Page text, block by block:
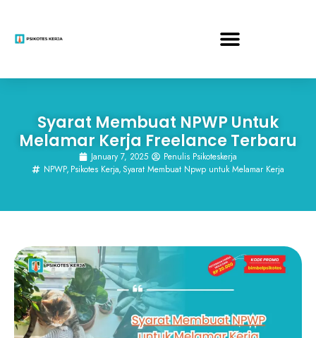
Syarat Membuat NPWP Untuk
Melamar Kerja Freelance Terbaru
January 7, 2025
Penulis Psikoteskerja
NPWP, Psikotes Kerja,Syarat Membuat Npwp untuk Melamar Kerja